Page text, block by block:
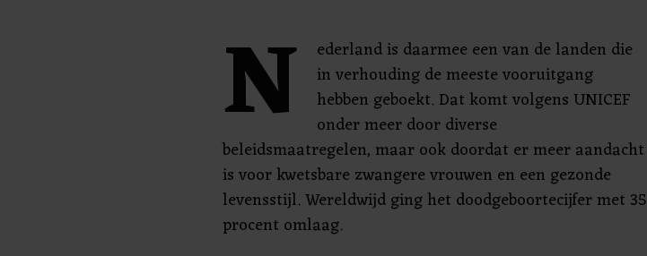
N
ederland is daarmee een van de landen die
in verhouding de meeste vooruitgang
hebben geboekt. Dat komt volgens UNICEF
onder meer door diverse
beleidsmaatregelen, maar ook doordat er meer aandacht
is voor kwetsbare zwangere vrouwen en een gezonde
levensstijl. Wereldwijd ging het doodgeboortecijfer met 35
procent omlaag.